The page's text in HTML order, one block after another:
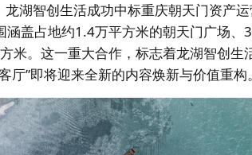
龙湖智创生活成功中标重庆朝天门资产
涵盖占地约1.4万平方米的朝天门广场
米。这一重大合作，标志着龙湖智创
厅”即将迎来全新的内容焕新与价值重构。